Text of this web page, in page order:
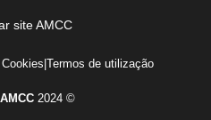
site AMCC
|Termos de utilização
AMCC2024 ©